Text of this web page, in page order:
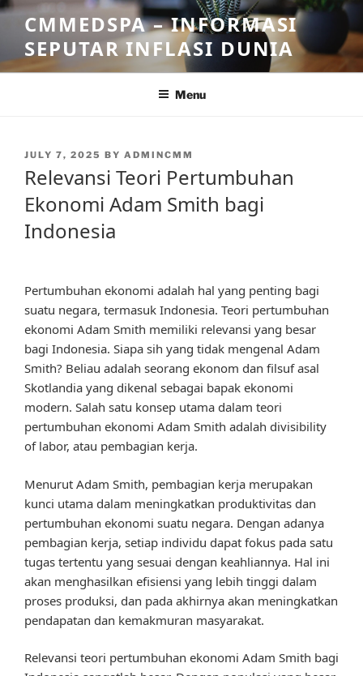
Skip
content
CMMEDSPA – INFORMASI
SEPUTAR INFLASI DUNIA
Menu
POSTED
JULY 7, 2025 BY ADMINCMM
Relevansi Teori Pertumbuhan
Ekonomi Adam Smith bagi
Indonesia
Pertumbuhan ekonomi adalah hal yang penting bagi
suatu negara, termasuk Indonesia. Teori pertumbuhan
ekonomi Adam Smith memiliki relevansi yang besar
bagi Indonesia. Siapa sih yang tidak mengenal Adam
Smith? Beliau adalah seorang ekonom dan filsuf asal
Skotlandia yang dikenal sebagai bapak ekonomi
modern. Salah satu konsep utama dalam teori
pertumbuhan ekonomi Adam Smith adalah divisibility
of labor, atau pembagian kerja.
Menurut Adam Smith, pembagian kerja merupakan
kunci utama dalam meningkatkan produktivitas dan
pertumbuhan ekonomi suatu negara. Dengan adanya
pembagian kerja, setiap individu dapat fokus pada satu
tugas tertentu yang sesuai dengan keahliannya. Hal ini
akan menghasilkan efisiensi yang lebih tinggi dalam
proses produksi, dan pada akhirnya akan meningkatkan
pendapatan dan kemakmuran masyarakat.
Relevansi teori pertumbuhan ekonomi Adam Smith bagi